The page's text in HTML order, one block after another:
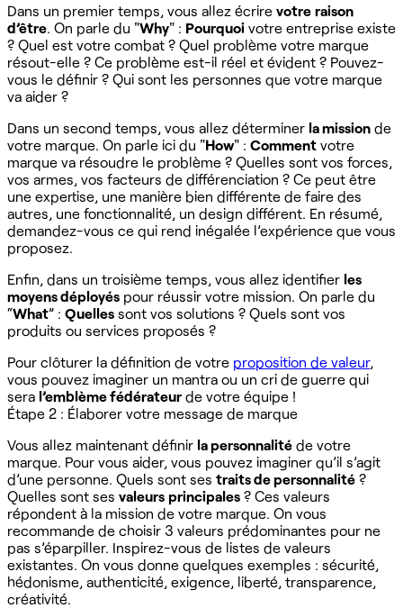
Dans un premier temps, vous allez écrire votre raison
d’être. On parle du "Why" : Pourquoi votre entreprise existe
? Quel est votre combat ? Quel problème votre marque
résout-elle ? Ce problème est-il réel et évident ? Pouvez-
vous le définir ? Qui sont les personnes que votre marque
va aider ?
Dans un second temps, vous allez déterminer la mission de
votre marque. On parle ici du "How" : Comment votre
marque va résoudre le problème ? Quelles sont vos forces,
vos armes, vos facteurs de différenciation ? Ce peut être
une expertise, une manière bien différente de faire des
autres, une fonctionnalité, un design différent. En résumé,
demandez-vous ce qui rend inégalée l’expérience que vous
proposez.
Enfin, dans un troisième temps, vous allez identifier les
moyens déployés pour réussir votre mission. On parle du
“What” : Quelles sont vos solutions ? Quels sont vos
produits ou services proposés ?
Pour clôturer la définition de votre proposition de valeur,
vous pouvez imaginer un mantra ou un cri de guerre qui
sera l’emblème fédérateur de votre équipe !
Étape 2 : Élaborer votre message de marque
Vous allez maintenant définir la personnalité de votre
marque. Pour vous aider, vous pouvez imaginer qu’il s’agit
d’une personne. Quels sont ses traits de personnalité ?
Quelles sont ses valeurs principales ? Ces valeurs
répondent à la mission de votre marque. On vous
recommande de choisir 3 valeurs prédominantes pour ne
pas s’éparpiller. Inspirez-vous de listes de valeurs
existantes. On vous donne quelques exemples : sécurité,
hédonisme, authenticité, exigence, liberté, transparence,
créativité.